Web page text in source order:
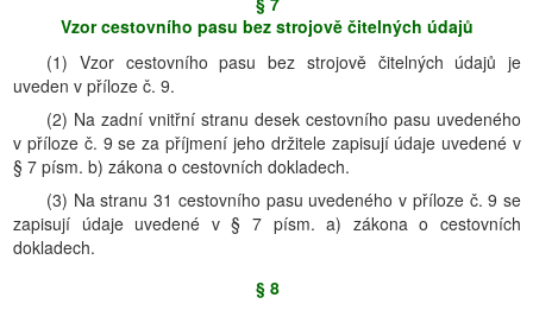
Vzor cestovního pasu bez strojově čitelných údajů
(1) Vzor cestovního pasu bez strojově čitelných údajů je
uveden v příloze č. 9.
(2) Na zadní vnitřní stranu desek cestovního pasu uvedeného
v příloze č. 9 se za příjmení jeho držitele zapisují údaje uvedené v
§ 7 písm. b) zákona o cestovních dokladech.
(3) Na stranu 31 cestovního pasu uvedeného v příloze č. 9 se
zapisují údaje uvedené v § 7 písm. a) zákona o cestovních
dokladech.
§ 8